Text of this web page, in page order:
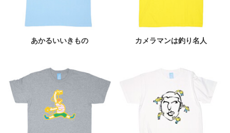
あかるいいきもの カメラマンは釣り名人